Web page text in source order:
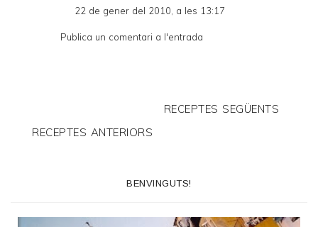
22 de gener del 2010, a les 13:17
Publica un comentari a l'entrada
RECEPTES SEGÜENTS
RECEPTES ANTERIORS
BENVINGUTS!